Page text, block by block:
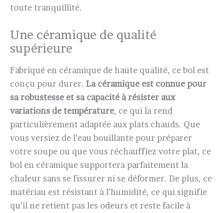
toute tranquillité.
Une céramique de qualité
supérieure
Fabriqué en céramique de haute qualité, ce bol est
conçu pour durer. La céramique est connue pour
sa robustesse et sa capacité à résister aux
variations de température, ce qui la rend
particulièrement adaptée aux plats chauds. Que
vous versiez de l’eau bouillante pour préparer
votre soupe ou que vous réchauffiez votre plat, ce
bol en céramique supportera parfaitement la
chaleur sans se fissurer ni se déformer. De plus, ce
matériau est résistant à l’humidité, ce qui signifie
qu’il ne retient pas les odeurs et reste facile à